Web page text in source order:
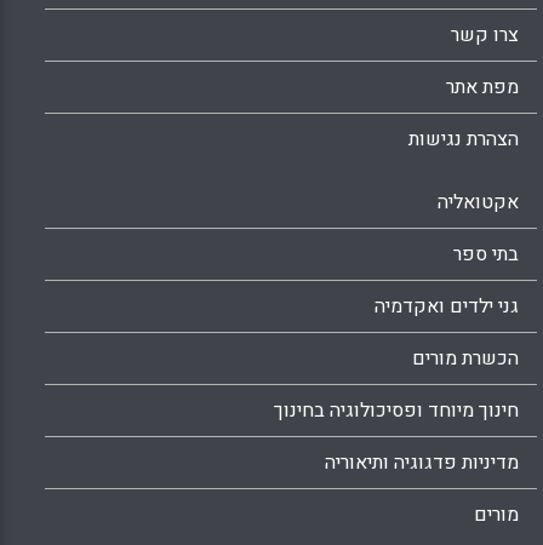
צרו קשר
מפת אתר
הצהרת נגישות
אקטואליה
בתי ספר
גני ילדים ואקדמיה
הכשרת מורים
חינוך מיוחד ופסיכולוגיה בחינוך
מדיניות פדגוגיה ותיאוריה
מורים